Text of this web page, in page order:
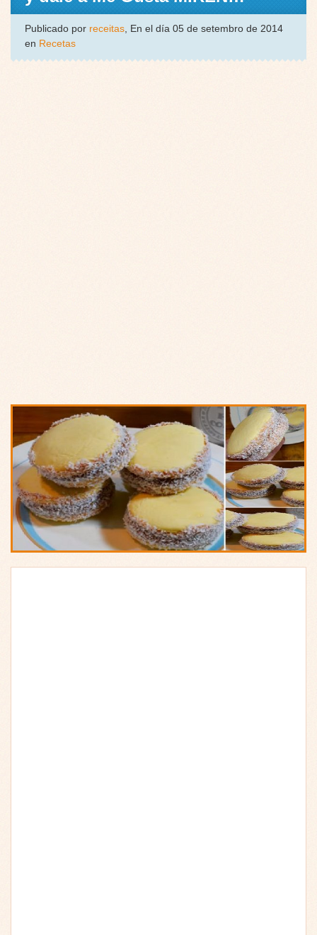
Publicado por receitas, En el día 05 de setembro de 2014
en Recetas